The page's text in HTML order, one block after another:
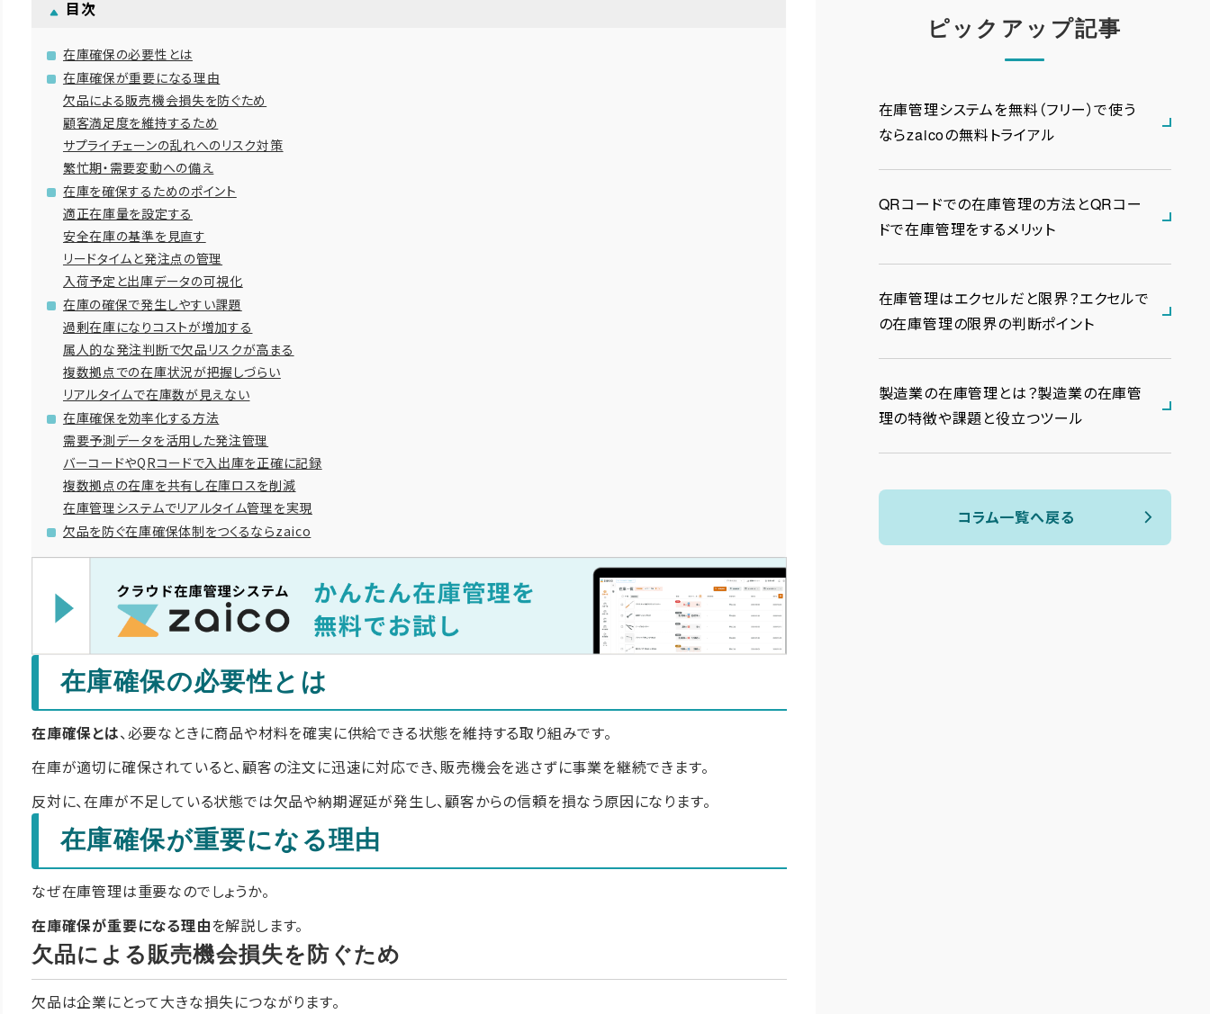
目次
在庫確保の必要性とは
在庫確保が重要になる理由
欠品による販売機会損失を防ぐため
顧客満足度を維持するため
サプライチェーンの乱れへのリスク対策
繁忙期・需要変動への備え
在庫を確保するためのポイント
適正在庫量を設定する
安全在庫の基準を見直す
リードタイムと発注点の管理
入荷予定と出庫データの可視化
在庫の確保で発生しやすい課題
過剰在庫になりコストが増加する
属人的な発注判断で欠品リスクが高まる
複数拠点での在庫状況が把握しづらい
リアルタイムで在庫数が見えない
在庫確保を効率化する方法
需要予測データを活用した発注管理
バーコードやQRコードで入出庫を正確に記録
複数拠点の在庫を共有し在庫ロスを削減
在庫管理システムでリアルタイム管理を実現
欠品を防ぐ在庫確保体制をつくるならzaico
在庫確保の必要性とは
在庫確保とは、必要なときに商品や材料を確実に供給できる状態を維持する取り組みです。
在庫が適切に確保されていると、顧客の注文に迅速に対応でき、販売機会を逃さずに事業を継続できます。
反対に、在庫が不足している状態では欠品や納期遅延が発生し、顧客からの信頼を損なう原因になります。
在庫確保が重要になる理由
なぜ在庫管理は重要なのでしょうか。
在庫確保が重要になる理由を解説します。
欠品による販売機会損失を防ぐため
欠品は企業にとって大きな損失につながります。
ピックアップ記事
在庫管理システムを無料（フリー）で使う
ならzaicoの無料トライアル
QRコードでの在庫管理の方法とQRコー
ドで在庫管理をするメリット
在庫管理はエクセルだと限界？エクセルで
の在庫管理の限界の判断ポイント
製造業の在庫管理とは？製造業の在庫管
理の特徴や課題と役立つツール
コラム一覧へ戻る